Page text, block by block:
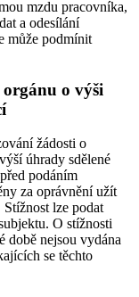
mzdu pracovníka,
a odesílání
může podmínit
o výši
žádosti o
úhrady sdělené
podáním
za oprávnění užít
lze podat
O stížnosti
době nejsou vydána
se těchto